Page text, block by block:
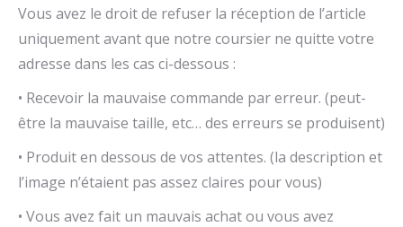
Vous avez le droit de refuser la réception de l’article
uniquement avant que notre coursier ne quitte votre
adresse dans les cas ci-dessous :
• Recevoir la mauvaise commande par erreur. (peut-
être la mauvaise taille, etc… des erreurs se produisent)
• Produit en dessous de vos attentes. (la description et
l’image n’étaient pas assez claires pour vous)
• Vous avez fait un mauvais achat ou vous avez